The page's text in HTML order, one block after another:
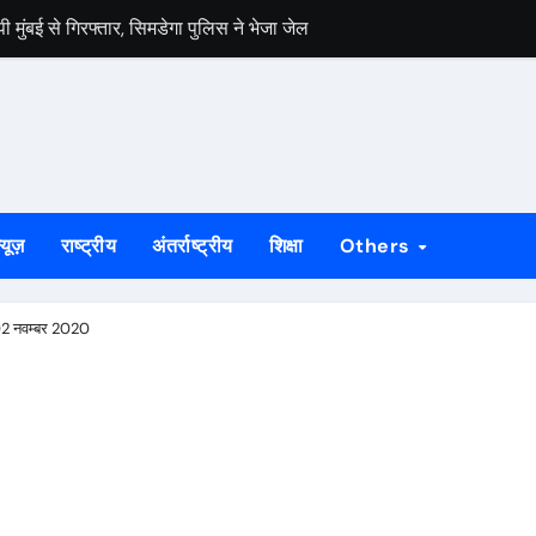
मुंबई से गिरफ्तार, सिमडेगा पुलिस ने भेजा जेल
खड़े रहेंगे : दुलाल भुईयां
और सेवानिवृत्ति लाभ की मांग को लेकर विधायकों को सौंपा ज्ञापन
में बड़ा फैसला, तरुण तेजपाल को 10 साल का कठोर कारावास
राष्ट्रीय अंतर्राष्ट्रीय शिक्षा Others
नवम्बर 2020